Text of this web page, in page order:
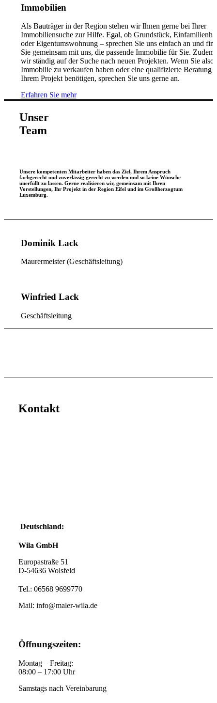
Immobilien
Als Bauträger in der Region stehen wir Ihnen gerne bei Ihrer
Immobiliensuche zur Hilfe. Egal, ob Grundstück,
oder Eigentumswohnung – sprechen Sie uns einfach an und
Sie gemeinsam mit uns, die passende Immobilie für Sie. Zudem
wir ständig auf der Suche nach neuen Projekten. Wenn Sie also
Immobilie zu verkaufen haben oder eine qualifizierte Beratung
Ihrem Projekt benötigen, sprechen Sie uns gerne an.
Erfahren Sie mehr
Unser
Team
Unsere kompetenten Mitarbeiter haben das Ziel, Ihrem Anspruch
fachgerecht und zuverlässig gerecht zu werden und so keine Wünsche
unerfüllt zu lassen. Gerne realisieren wir, gemeinsam mit Ihren
Vorstellungen, Ihr Projekt in der Region Eifel und im Großherzogtum
Luxemburg.
Dominik Lack
Maurermeister (Geschäftsleitung)
Winfried Lack
Geschäftsleitung
Kontakt
Deutschland:
Wila GmbH
Europastraße 51
D-54636 Wolsfeld
Tel.: 06568 9699770
Mail: info@maler-wila.de
Öffnungszeiten:
Montag – Freitag:
08:00 – 17:00 Uhr
Samstags nach Vereinbarung